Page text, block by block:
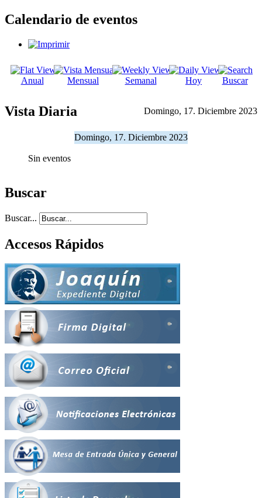
Calendario de eventos
Anual Mensual Semanal Hoy Buscar
Vista Diaria Domingo, 17. Diciembre 2023
Domingo, 17. Diciembre 2023
Sin eventos
Buscar
Buscar...
Accesos Rápidos